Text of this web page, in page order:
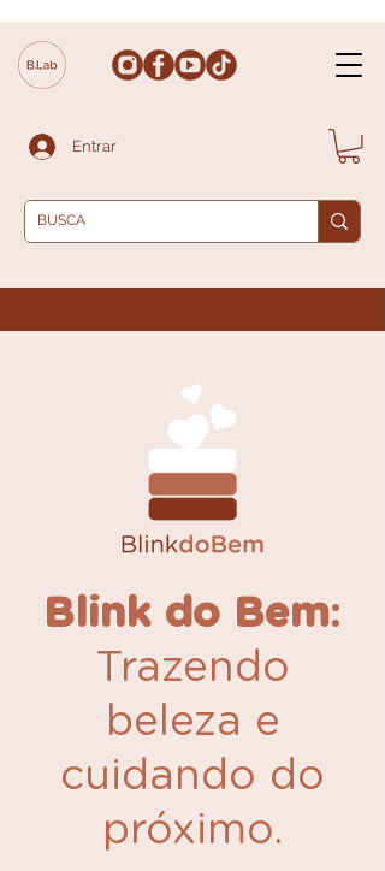
Entrar
Blink do Bem:
Trazendo
beleza e
cuidando do
próximo.